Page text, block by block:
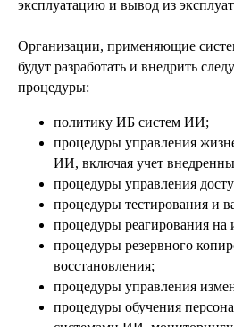
эксплуатацию и вывод из
Организации, применяющие
будут разработать и внедрить
процедуры:
политику ИБ систем ИИ;
процедуры управления
ИИ, включая учет
процедуры управления
процедуры тестирования и
процедуры реагирования
процедуры резервного
восстановления;
процедуры управления
процедуры обучения